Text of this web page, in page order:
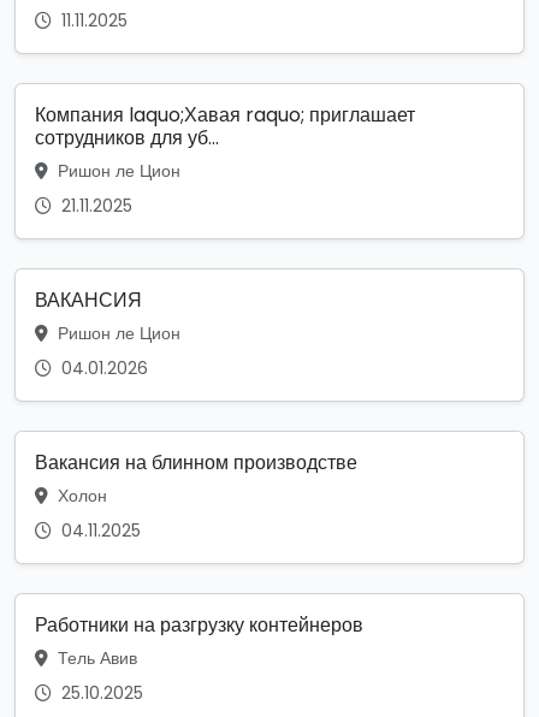
11.11.2025
Компания laquo;Хавая raquo; приглашает
сотрудников для уб...
Ришон ле Цион
21.11.2025
ВАКАНСИЯ
Ришон ле Цион
04.01.2026
Вакансия на блинном производстве
Холон
04.11.2025
Работники на разгрузку контейнеров
Тель Авив
25.10.2025